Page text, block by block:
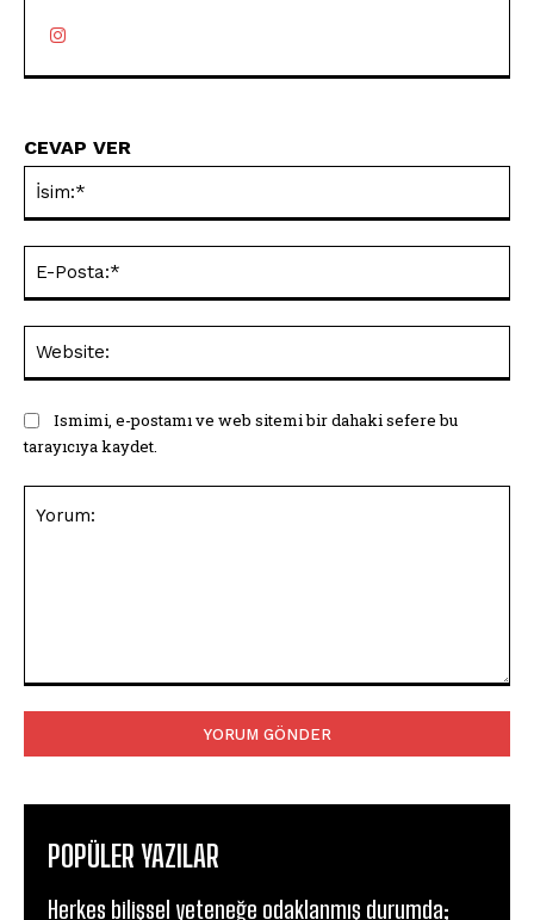
CEVAP VER
Ismimi, e-postamı ve web sitemi bir dahaki sefere bu
tarayıcıya kaydet.
POPÜLER YAZILAR
Herkes bilişsel yeteneğe odaklanmış durumda;